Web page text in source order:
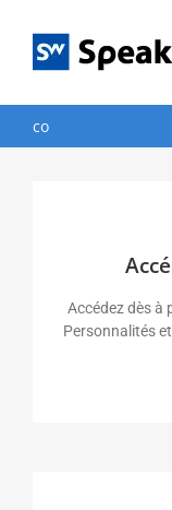
contenu
co
Accédez dès à
Personnalités